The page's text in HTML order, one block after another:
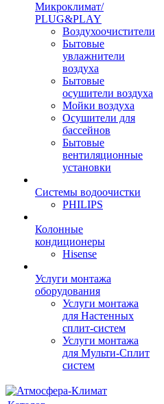
Микроклимат/
PLUG&PLAY
Воздухоочистители
Бытовые
увлажнители
воздуха
Бытовые
осушители воздуха
Мойки воздуха
Осушители для
бассейнов
Бытовые
вентиляционные
установки
Системы водоочистки
PHILIPS
Колонные
кондиционеры
Hisense
Услуги монтажа
оборудования
Услуги монтажа
для Настенных
сплит-систем
Услуги монтажа
для Мульти-Сплит
систем